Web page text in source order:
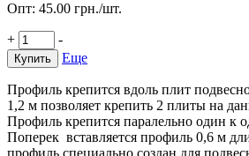
Опт: 45.00 грн./шт.
+ -
Купить Еще
Профиль крепится вдоль плит
1,2 м позволяет крепить 2 плиты на
Профиль крепится паралельно один к
Поперек вставляется профиль 0,6 м